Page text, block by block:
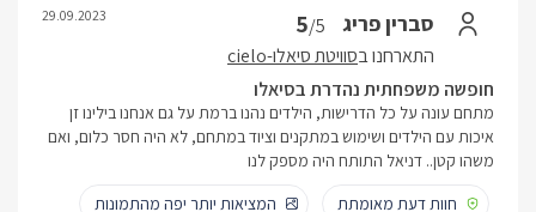
סברין פריג 5/5
התארחנו בסוויטת סיאלו-cielo
29.09.2023
חופשה משפחתית נהדרת בסיאלו
מתחם עונה על כל הדרישות, הילדים נהנו ברמת על גם אנחנו בילינו זן
איכות עם הילדים ושימוש במתקנים וציוד במתחם, לא היה חסר כלום, ואם
משהו קטן.. דניאל התותח היה מספק לנו
חוות דעת מאומתת
המציאות יותר יפה מהתמונות